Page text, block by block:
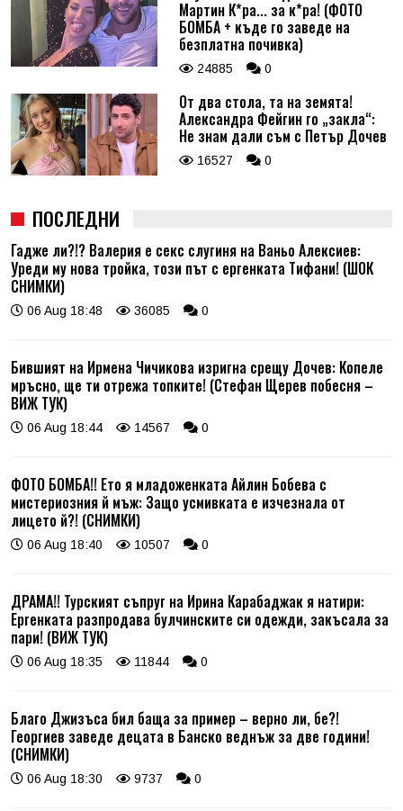
Мартин К*ра... за к*ра! (ФОТО
БОМБА + къде го заведе на
безплатна почивка)
24885 0
От два стола, та на земята!
Александра Фейгин го „закла“:
Не знам дали съм с Петър Дочев
16527 0
ПОСЛЕДНИ
Гадже ли?!? Валерия е секс слугиня на Ваньо Алексиев:
Уреди му нова тройка, този път с ергенката Тифани! (ШОК
СНИМКИ)
06 Aug 18:48 36085 0
Бившият на Ирмена Чичикова изригна срещу Дочев: Копеле
мръсно, ще ти отрежа топките! (Стефан Щерев побесня –
ВИЖ ТУК)
06 Aug 18:44 14567 0
ФОТО БОМБА!! Ето я младоженката Айлин Бобева с
мистериозния й мъж: Защо усмивката е изчезнала от
лицето й?! (СНИМКИ)
06 Aug 18:40 10507 0
ДРАМА!! Турският съпруг на Ирина Карабаджак я натири:
Ергенката разпродава булчинските си одежди, закъсала за
пари! (ВИЖ ТУК)
06 Aug 18:35 11844 0
Благо Джизъса бил баща за пример – верно ли, бе?!
Георгиев заведе децата в Банско веднъж за две години!
(СНИМКИ)
06 Aug 18:30 9737 0